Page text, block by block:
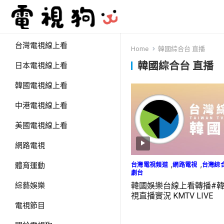
台灣電視線上看
日本電視線上看
韓國電視線上看
中港電視線上看
美國電視線上看
網路電視
體育運動
綜藝娛樂
電視節目
Home 韓國綜合台 直播
韓國綜合台 直播
台灣電視頻道 ,網路電視 ,台灣綜
劇台
韓國娛樂台線上看轉播#
視直播實況 KMTV LIVE